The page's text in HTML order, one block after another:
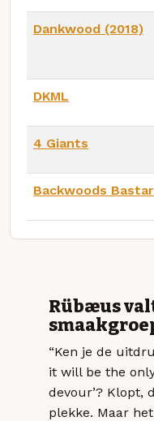
Dankwood (2018)
DKML
4 Giants
Backwoods
Rübæus
“Ken je de
it will be the
devour’? Klopt,
plekke. Maar